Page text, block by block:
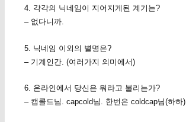
4. 각각의 닉네임이 지어지게된 계기는?
– 없다니까.
5. 닉네임 이외의 별명은?
– 기계인간. (여러가지 의미에서)
6. 온라인에서 당신은 뭐라고 불리는가?
– 캡콜드님. capcold님. 한번은 coldcap님(하하).